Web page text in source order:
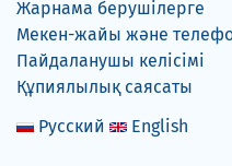
Жарнама берушілерге
Мекен-жайы және
Пайдаланушы келісімі
Құпиялылық саясаты
Русский
English